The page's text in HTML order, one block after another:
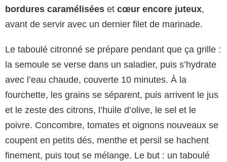
bordures caramélisées et cœur encore juteux,
avant de servir avec un dernier filet de marinade.
Le taboulé citronné se prépare pendant que ça grille :
la semoule se verse dans un saladier, puis s’hydrate
avec l’eau chaude, couverte 10 minutes. À la
fourchette, les grains se séparent, puis arrivent le jus
et le zeste des citrons, l’huile d’olive, le sel et le
poivre. Concombre, tomates et oignons nouveaux se
coupent en petits dés, menthe et persil se hachent
finement, puis tout se mélange. Le but : un taboulé